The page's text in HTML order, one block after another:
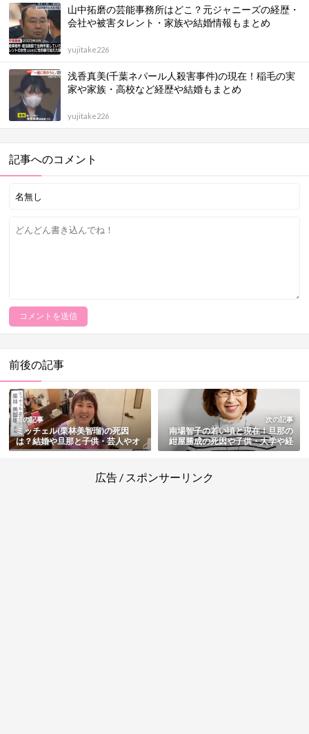
山中拓磨の芸能事務所はどこ？元ジャニーズの経歴・
会社や被害タレント・家族や結婚情報もまとめ
yujitake226
浅香真美(千葉ネパール人殺害事件)の現在！稲毛の実
家や家族・高校など経歴や結婚もまとめ
yujitake226
記事へのコメント
前後の記事
前の記事
ミッチェル(栗林美智瑠)の死因
は？結婚や旦那と子供・芸人やオ
ペラ歌手の経歴・出身大学もまと
次の記事
南場智子の若い頃と現在！旦那の
紺屋勝成の死因や子供・大学や経
歴・自宅と資産・再婚の有無もま
広告 / スポンサーリンク